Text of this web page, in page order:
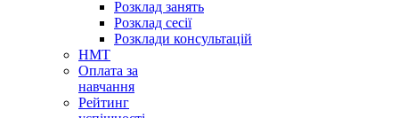
Розклад занять
Розклад сесії
Розклади консультацій
НМТ
Оплата за
навчання
Рейтинг